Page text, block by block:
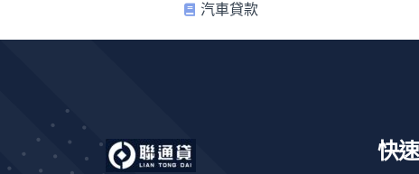
汽車貸款
快